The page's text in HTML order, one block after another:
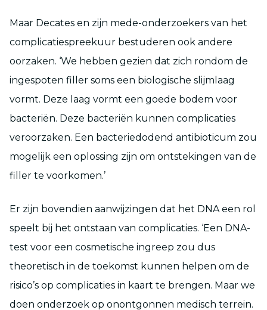
Maar Decates en zijn mede-onderzoekers van het
complicatiespreekuur bestuderen ook andere
oorzaken. ‘We hebben gezien dat zich rondom de
ingespoten filler soms een biologische slijmlaag
vormt. Deze laag vormt een goede bodem voor
bacteriën. Deze bacteriën kunnen complicaties
veroorzaken. Een bacteriedodend antibioticum zou
mogelijk een oplossing zijn om ontstekingen van de
filler te voorkomen.’
Er zijn bovendien aanwijzingen dat het DNA een rol
speelt bij het ontstaan van complicaties. ‘Een DNA-
test voor een cosmetische ingreep zou dus
theoretisch in de toekomst kunnen helpen om de
risico’s op complicaties in kaart te brengen. Maar we
doen onderzoek op onontgonnen medisch terrein.